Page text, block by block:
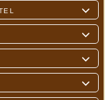



